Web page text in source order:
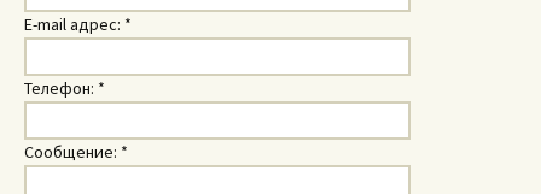
E-mail адрес: *
Телефон: *
Сообщение: *